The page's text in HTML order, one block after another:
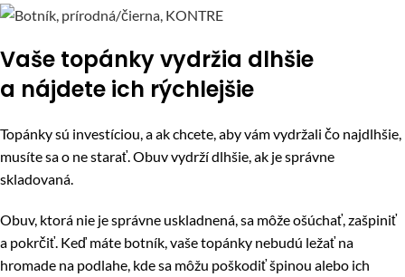
Vaše topánky vydržia dlhšie
a nájdete ich rýchlejšie
Topánky sú investíciou, a ak chcete, aby vám vydržali čo najdlhšie,
musíte sa o ne starať. Obuv vydrží dlhšie, ak je správne
skladovaná.
Obuv, ktorá nie je správne uskladnená, sa môže ošúchať, zašpiniť
a pokrčiť. Keď máte botník, vaše topánky nebudú ležať na
hromade na podlahe, kde sa môžu poškodiť špinou alebo ich